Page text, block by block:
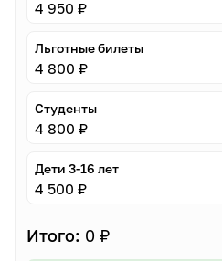
4 950 ₽
Льготные билеты
4 800 ₽
Студенты
4 800 ₽
Дети 3-16 лет
4 500 ₽
Итого: 0 ₽